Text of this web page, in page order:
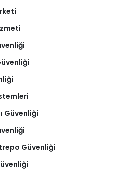
Güvenliği
Güvenliği